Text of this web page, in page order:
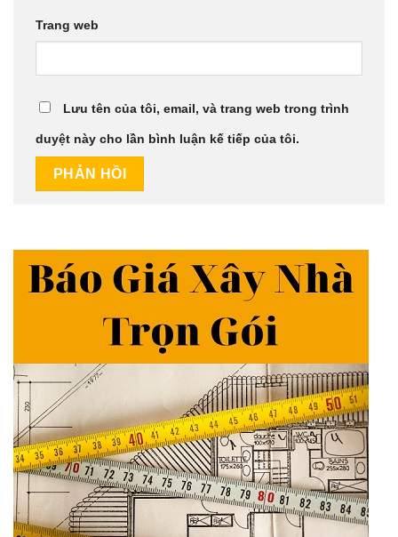
Trang web
Lưu tên của tôi, email, và trang web trong trình
duyệt này cho lần bình luận kế tiếp của tôi.